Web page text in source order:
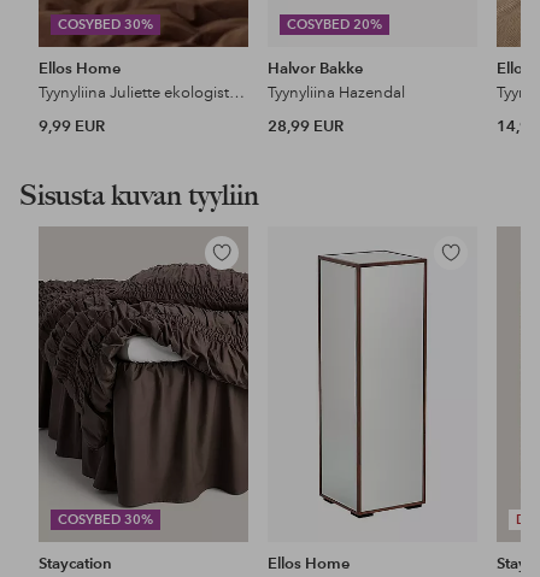
COSYBED 30%
Ellos Home
Tyynyliina Juliette ekologista puuvillaa
9,99 EUR
COSYBED 20%
Halvor Bakke
Tyynyliina Hazendal
28,99 EUR
Ellos
14,99
Sisusta kuvan tyyliin
COSYBED 30%
Lisää
suosikkeihin
Staycation
Lisää
Ellos Home